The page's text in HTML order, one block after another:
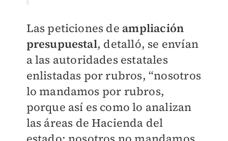
Las peticiones de ampliación
presupuestal, detalló, se envían
a las autoridades estatales
enlistadas por rubros, “nosotros
lo mandamos por rubros,
porque así es como lo analizan
las áreas de Hacienda del